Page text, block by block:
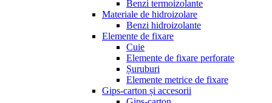
Benzi termoizolante
Materiale de hidroizolare
Benzi hidroizolante
Elemente de fixare
Cuie
Elemente de fixare perforate
Șuruburi
Elemente metrice de fixare
Gips-carton și accesorii